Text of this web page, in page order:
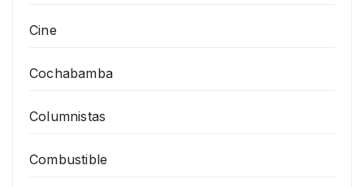
Cine
Cochabamba
Columnistas
Combustible